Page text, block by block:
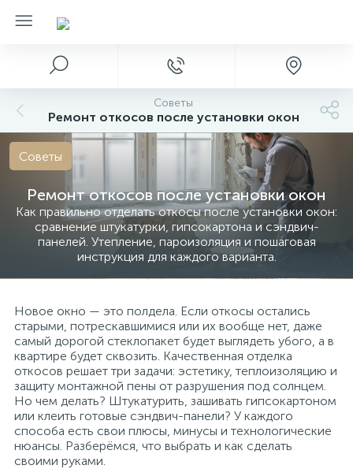
Советы
Ремонт откосов после установки окон
Ремонт откосов после установки окон
Как правильно отделать откосы после установки окон:
сравнение штукатурки, гипсокартона и сэндвич-
панелей. Утепление, пароизоляция и пошаговая
инструкция для каждого варианта.
Советы
Новое окно — это полдела. Если откосы остались
старыми, потрескавшимися или их вообще нет, даже
самый дорогой стеклопакет будет выглядеть убого, а в
квартире будет сквозить. Качественная отделка
откосов решает три задачи: эстетику, теплоизоляцию и
защиту монтажной пены от разрушения под солнцем.
Но чем делать? Штукатурить, зашивать гипсокартоном
или клеить готовые сэндвич-панели? У каждого
способа есть свои плюсы, минусы и технологические
нюансы. Разберёмся, что выбрать и как сделать
своими руками.